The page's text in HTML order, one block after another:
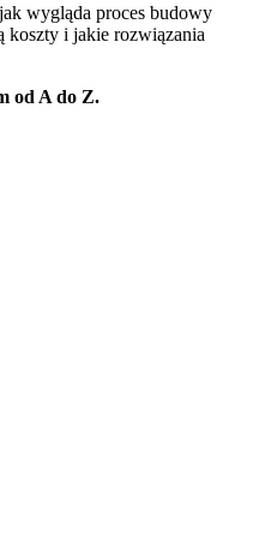
wygląda proces budowy
koszty i jakie rozwiązania
od A do Z.